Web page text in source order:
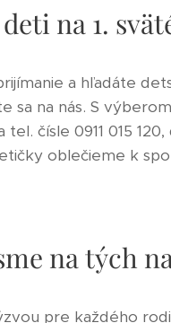
na 1.
a hľadáte
sa na nás. S
čísle 0911 015
oblečieme k
na tých
pre každého